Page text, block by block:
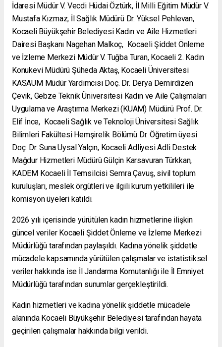
İdaresi Müdür V. Vecdi Hüdai Öztürk, İl Milli Eğitim Müdür V.
Mustafa Kızmaz, İl Sağlık Müdürü Dr. Yüksel Pehlevan,
Kocaeli Büyükşehir Belediyesi Kadın ve Aile Hizmetleri
Dairesi Başkanı Nagehan Malkoç, Kocaeli Şiddet Önleme
ve İzleme Merkezi Müdür V. Tuğba Turan, Kocaeli 2. Kadın
Konukevi Müdürü Şüheda Aktaş, Kocaeli Üniversitesi
KASAUM Müdür Yardımcısı Doç. Dr. Derya Demirdizen
Çevik, Gebze Teknik Üniversitesi Kadın ve Aile Çalışmaları
Uygulama ve Araştırma Merkezi (KUAM) Müdürü Prof. Dr.
Elif İnce, Kocaeli Sağlık ve Teknoloji Üniversitesi Sağlık
Bilimleri Fakültesi Hemşirelik Bölümü Dr. Öğretim üyesi
Doç. Dr. Suna Uysal Yalçın, Kocaeli Adliyesi Adli Destek
Mağdur Hizmetleri Müdürü Gülçin Karsavuran Türkkan,
KADEM Kocaeli İl Temsilcisi Semra Çavuş, sivil toplum
kuruluşları, meslek örgütleri ve ilgili kurum yetkilileri ile
komisyon üyeleri katıldı.
2026 yılı içerisinde yürütülen kadın hizmetlerine ilişkin
güncel veriler Kocaeli Şiddet Önleme ve İzleme Merkezi
Müdürlüğü tarafından paylaşıldı. Kadına yönelik şiddetle
mücadele kapsamında yürütülen çalışmalar ve istatistiksel
veriler hakkında ise İl Jandarma Komutanlığı ile İl Emniyet
Müdürlüğü tarafından sunumlar gerçekleştirildi.
Kadın hizmetleri ve kadına yönelik şiddetle mücadele
alanında Kocaeli Büyükşehir Belediyesi tarafından hayata
geçirilen çalışmalar hakkında bilgi verildi.